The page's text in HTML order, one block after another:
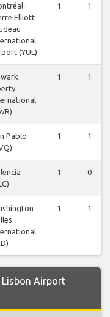
Elliott
(YUL)
1 1
1 1
Pablo
1 1
1 0
1 1
Lisbon Airport